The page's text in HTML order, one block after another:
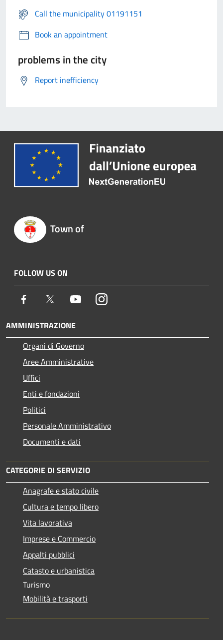
Call the municipality 01191151
Book an appointment
problems in the city
Report inefficiency
Town of
FOLLOW US ON
Facebook Twitter YoutubeInstagram
AMMINISTRAZIONE
Organi di Governo
Aree Amministrative
Uffici
Enti e fondazioni
Politici
Personale Amministrativo
Documenti e dati
CATEGORIE DI SERVIZIO
Anagrafe e stato civile
Cultura e tempo libero
Vita lavorativa
Imprese e Commercio
Appalti pubblici
Catasto e urbanistica
Turismo
Mobilità e trasporti